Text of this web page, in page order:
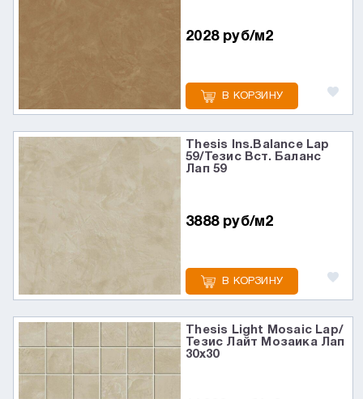
2028 руб/м2
В КОРЗИНУ
Thesis Ins.Balance Lap
59/Тезис Вст. Баланс
Лап 59
3888 руб/м2
В КОРЗИНУ
Thesis Light Mosaic Lap/
Тезис Лайт Мозаика Лап
30x30